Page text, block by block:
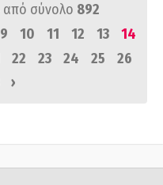
από σύνολο 892
9 10 11 12 13
14
22 23 24 25
26
›